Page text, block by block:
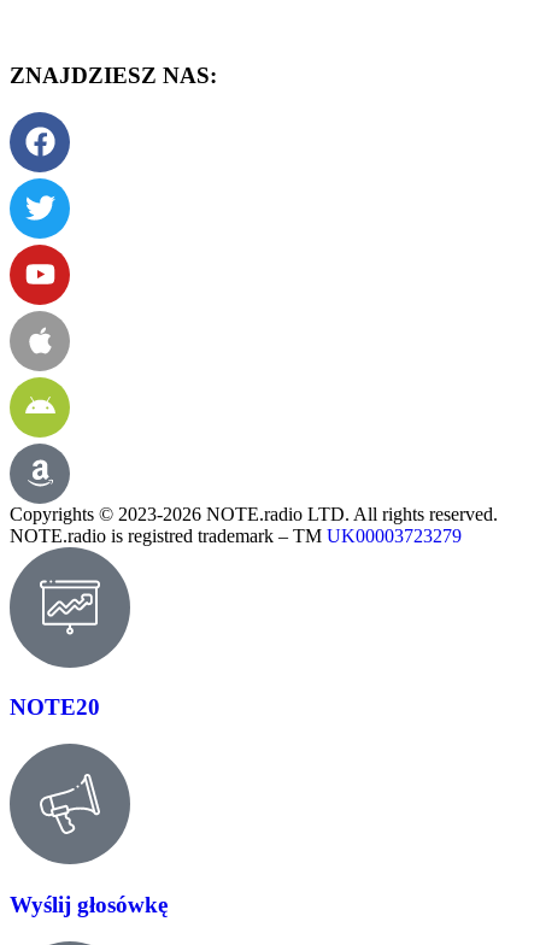
ZNAJDZIESZ NAS:
Copyrights © 2023-2026 NOTE.radio LTD. All rights reserved.
NOTE.radio is registred trademark – TM UK00003723279
NOTE20
Wyślij głosówkę